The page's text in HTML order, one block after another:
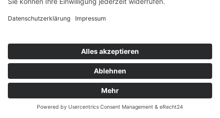
02921 77011
E-Mail: info@moebel-wiemer.de
Öffnungszeiten
Montag – Freitag 10 – 19 Uhr
Samstag 9 – 18 Uhr